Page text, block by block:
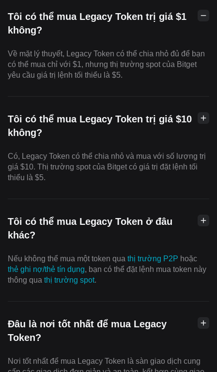
Tôi có thể mua Legacy Token trị giá $1
không?
Về mặt lý thuyết, Legacy Token có thể chia nhỏ đủ để bạn
có thể mua chỉ với $1, nhưng thị trường spot của Bitget
yêu cầu giá trị lệnh tối thiểu là $5.
Tôi có thể mua Legacy Token trị giá $10
không?
Có, Legacy Token có thể chia nhỏ và mua với số lượng trị
giá $10. Thị trường spot của Bitget có giá trị đặt lệnh tối
thiểu là $5.
Tôi có thể mua Legacy Token ở đâu
khác?
Nếu không thể mua một token qua thị trường P2P hoặc
thẻ ghi nợ/thẻ tín dụng, bạn có thể đặt lệnh mua token này
thông qua thị trường spot.
Đâu là nơi tốt nhất để mua Legacy
Token?
Nơi tốt nhất để mua Legacy Token là sàn giao dịch cung